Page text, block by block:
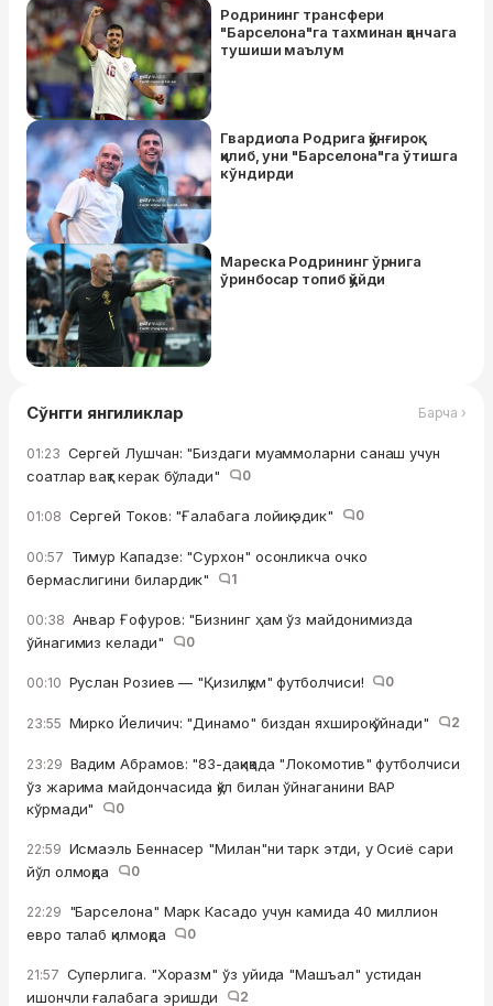
Родрининг трансфери
"Барселона"га тахминан қанчага
тушиши маълум
Гвардиола Родрига қўнғироқ
қилиб, уни "Барселона"га ўтишга
кўндирди
Мареска Родрининг ўрнига
ўринбосар топиб қўйди
Сўнгги янгиликлар Барча ›
01:23 Сергей Лушчан: "Биздаги муаммоларни санаш учун
соатлар вақт керак бўлади"
0
01:08 Сергей Токов: "Ғалабага лойиқ эдик" 0
00:57 Тимур Кападзе: "Сурхон" осонликча очко
бермаслигини билардик"
1
00:38 Анвар Ғофуров: "Бизнинг ҳам ўз майдонимизда
ўйнагимиз келади"
0
00:10 Руслан Розиев — "Қизилқум" футболчиси! 0
23:55 Мирко Йеличич: "Динамо" биздан яхшироқ ўйнади" 2
23:29 Вадим Абрамов: "83-дақиқада "Локомотив" футболчиси
ўз жарима майдончасида қўл билан ўйнаганини ВАР
кўрмади"
0
22:59 Исмаэль Беннасер "Милан"ни тарк этди, у Осиё сари
йўл олмоқда
0
22:29 "Барселона" Марк Касадо учун камида 40 миллион
евро талаб қилмоқда
0
21:57 Суперлига. "Хоразм" ўз уйида "Машъал" устидан
ишончли ғалабага эришди
2